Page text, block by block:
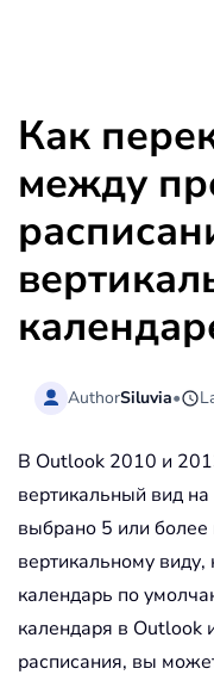
Как
между
AuthorSiluvia•
В Outlook 2010 и
вертикальный вид
выбрано 5 или более
вертикальному
календарь по
календаря в Outlook
расписания, вы